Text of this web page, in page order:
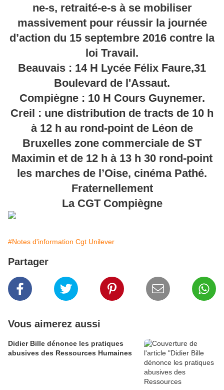
ne-s, retraité-e-s à se mobiliser
massivement pour réussir la journée
d’action du 15 septembre 2016 contre la
loi Travail.
Beauvais : 14 H Lycée Félix Faure,31
Boulevard de l'Assaut.
Compiègne : 10 H Cours Guynemer.
Creil : une distribution de tracts de 10 h
à 12 h au rond-point de Léon de
Bruxelles zone commerciale de ST
Maximin et de 12 h à 13 h 30 rond-point
les marches de l’Oise, cinéma Pathé.
Fraternellement
La CGT Compiègne
#Notes d'information Cgt Unilever
Partager
Vous aimerez aussi
Didier Bille dénonce les pratiques
abusives des Ressources Humaines